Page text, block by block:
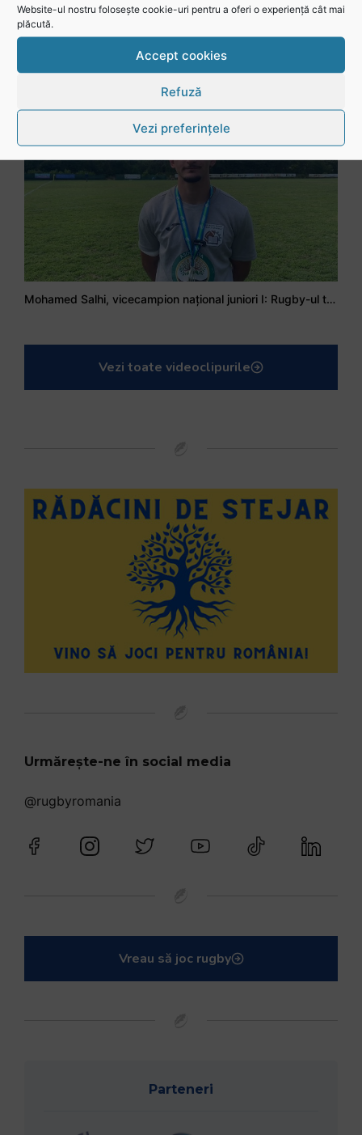
Website-ul nostru folosește cookie-uri pentru a oferi o experiență cât mai
plăcută.
Accept cookies
Refuză
Vezi preferințele
Mohamed Salhi, vicecampion național juniori I: Rugby-ul te învață să accepți și înfrângerile
Vezi toate videoclipurile
Urmărește-ne în social media
@rugbyromania
Vreau să joc rugby
Parteneri